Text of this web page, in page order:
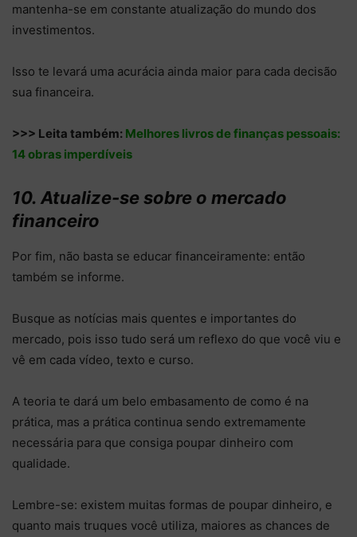
mantenha-se em constante atualização do mundo dos
investimentos.
Isso te levará uma acurácia ainda maior para cada decisão
sua financeira.
>>> Leita também: Melhores livros de finanças pessoais:
14 obras imperdíveis
10. Atualize-se sobre o mercado
financeiro
Por fim, não basta se educar financeiramente: então
também se informe.
Busque as notícias mais quentes e importantes do
mercado, pois isso tudo será um reflexo do que você viu e
vê em cada vídeo, texto e curso.
A teoria te dará um belo embasamento de como é na
prática, mas a prática continua sendo extremamente
necessária para que consiga poupar dinheiro com
qualidade.
Lembre-se: existem muitas formas de poupar dinheiro, e
quanto mais truques você utiliza, maiores as chances de